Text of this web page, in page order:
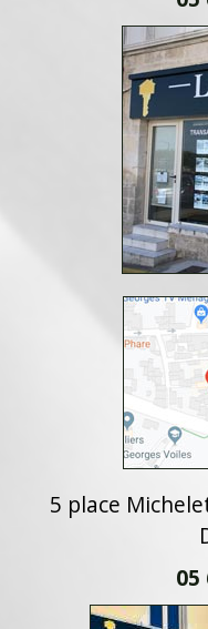
5 place
05